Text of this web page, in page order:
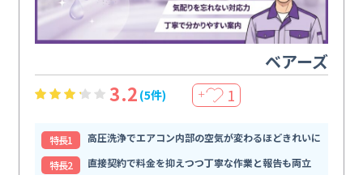
ベアーズ
3.2 (5件) ＋ 1
特⻑1
高圧洗浄でエアコン内部の空気が変わるほどきれいに
特⻑2
直接契約で料金を抑えつつ丁寧な作業と報告も両立